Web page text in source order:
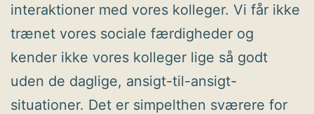
interaktioner med vores kolleger. Vi får ikke
trænet vores sociale færdigheder og
kender ikke vores kolleger lige så godt
uden de daglige, ansigt-til-ansigt-
situationer. Det er simpelthen sværere for